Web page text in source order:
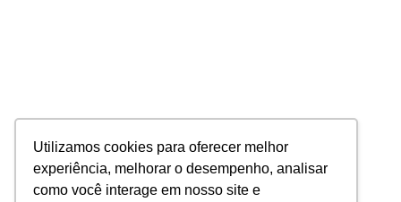
Utilizamos cookies para oferecer melhor
experiência, melhorar o desempenho, analisar
como você interage em nosso site e